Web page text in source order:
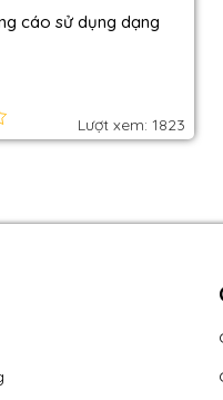
cáo sử dụng dạng
Lượt xem: 1823